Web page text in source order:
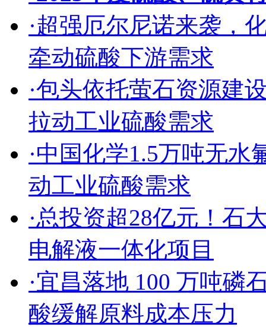
·超强厄尔尼诺来袭，
牵动硫酸下游需求
·包头依托萤石资源建
拉动工业硫酸需求
·中国化学1.5万吨无
动工业硫酸需求
·总投资超28亿元！石
电解液一体化项目
·宜昌落地 100 万吨磷
酸缓解原料成本压力